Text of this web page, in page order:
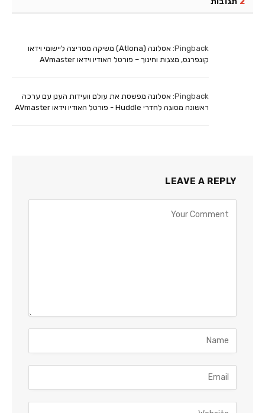
Pingback:
אטלונה (Atlona) משיקה מטריצה ליישומי וידאו
קונפרנס, מצגות וחינוך – פורטל האודיו וידאו AVmaster
Pingback: אטלונה מפשטת את עולם וועידות הענן עם ערכה
ראשונה מסוגה לחדרי Huddle - פורטל האודיו וידאו AVmaster
LEAVE A REPLY